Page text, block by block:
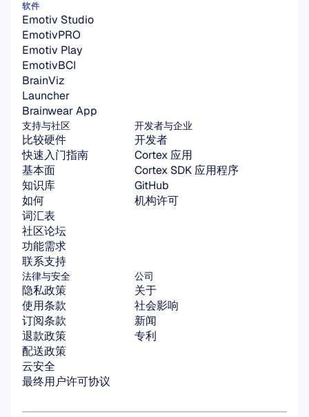
软件
Emotiv Studio
EmotivPRO
Emotiv Play
EmotivBCI
BrainViz
Launcher
Brainwear App
支持与社区
比较硬件
快速入门指南
基本面
知识库
如何
词汇表
社区论坛
功能需求
联系支持
开发者与企业
开发者
Cortex 应用
Cortex SDK 应用程序
GitHub
机构许可
公司
关于
社会影响
新闻
专利
法律与安全
隐私政策
使用条款
订阅条款
退款政策
配送政策
云安全
最终用户许可协议